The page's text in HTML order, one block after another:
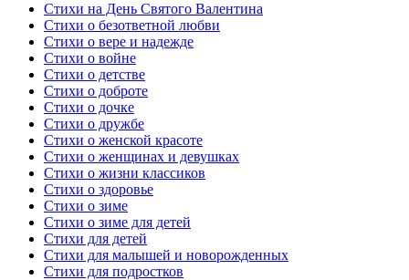
Стихи на День Святого Валентина
Стихи о безответной любви
Стихи о вере и надежде
Стихи о войне
Стихи о детстве
Стихи о доброте
Стихи о дочке
Стихи о дружбе
Стихи о женской красоте
Стихи о женщинах и девушках
Стихи о жизни классиков
Стихи о здоровье
Стихи о зиме
Стихи о зиме для детей
Стихи для детей
Стихи для малышей и новорожденных
Стихи для подростков